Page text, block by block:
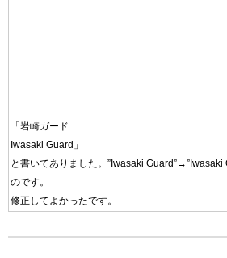
「岩崎ガード
Iwasaki Guard」
と書いてありました。”Iwasaki Guard”→”Iwasaki
のです。
修正してよかったです。